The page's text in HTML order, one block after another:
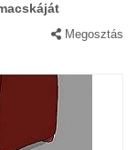
Megosztás